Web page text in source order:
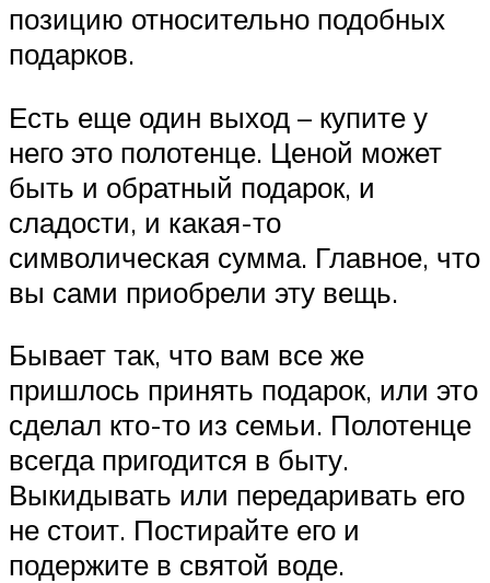
позицию относительно подобных
подарков.
Есть еще один выход – купите у
него это полотенце. Ценой может
быть и обратный подарок, и
сладости, и какая-то
символическая сумма. Главное, что
вы сами приобрели эту вещь.
Бывает так, что вам все же
пришлось принять подарок, или это
сделал кто-то из семьи. Полотенце
всегда пригодится в быту.
Выкидывать или передаривать его
не стоит. Постирайте его и
подержите в святой воде.